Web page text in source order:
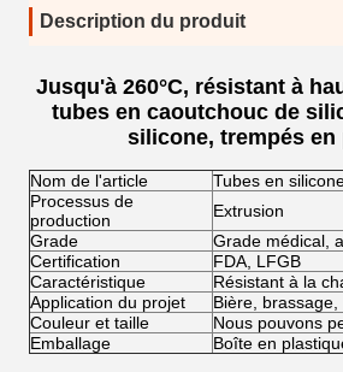
Description du produit
Jusqu'à 260°C, résistant à
tubes en caoutchouc de
silicone, trempés en
Nom de l'article
Tubes en
Processus de
production
Extrusion
Grade
Grade médical,
Certification
FDA, LFGB
Caractéristique
Résistant à la
Application du projet
Bière,
Couleur et taille
Nous pouvons
Emballage
Boîte en